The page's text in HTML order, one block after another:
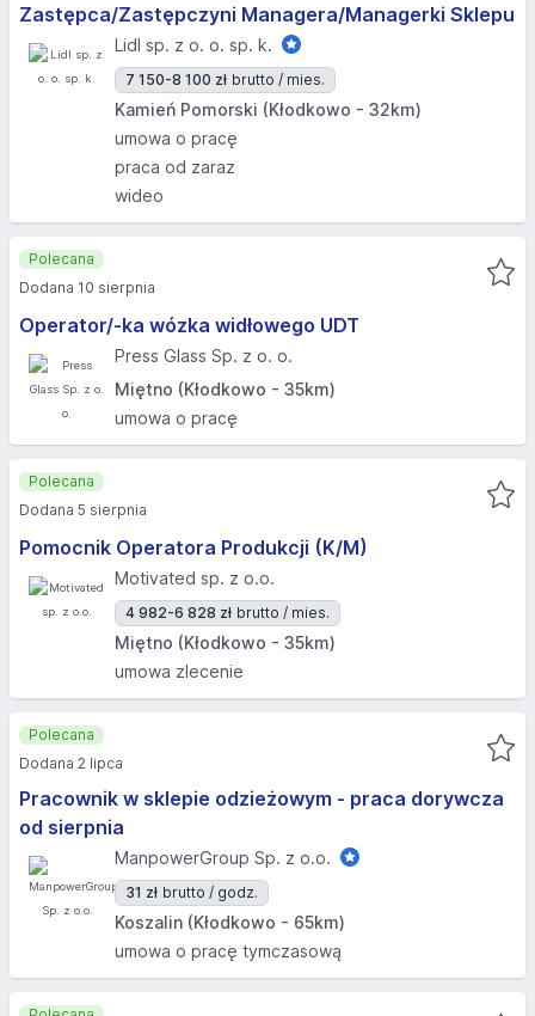
Zastępca/Zastępczyni Managera/Managerki Sklepu
Lidl sp. z o. o. sp. k.
7 150-8 100 zł brutto / mies.
Kamień Pomorski (Kłodkowo - 32km)
umowa o pracę
praca od zaraz
wideo
Operator/-ka wózka widłowego UDT
Press Glass Sp. z o. o.
Miętno (Kłodkowo - 35km)
umowa o pracę
Polecana
Dodana 10 sierpnia
Pomocnik Operatora Produkcji (K/M)
Motivated sp. z o.o.
4 982-6 828 zł brutto / mies.
Miętno (Kłodkowo - 35km)
umowa zlecenie
Polecana
Dodana 5 sierpnia
Pracownik w sklepie odzieżowym - praca dorywcza
od sierpnia
ManpowerGroup Sp. z o.o.
31 zł brutto / godz.
Koszalin (Kłodkowo - 65km)
umowa o pracę tymczasową
Polecana
Dodana 2 lipca